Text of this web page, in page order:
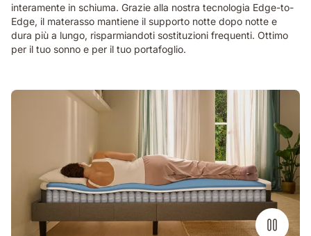
teal
curtains
and
a
large
interamente in schiuma. Grazie alla nostra tecnologia Edge-to-
Edge, il materasso mantiene il supporto notte dopo notte e
dura più a lungo, risparmiandoti sostituzioni frequenti. Ottimo
per il tuo sonno e per il tuo portafoglio.